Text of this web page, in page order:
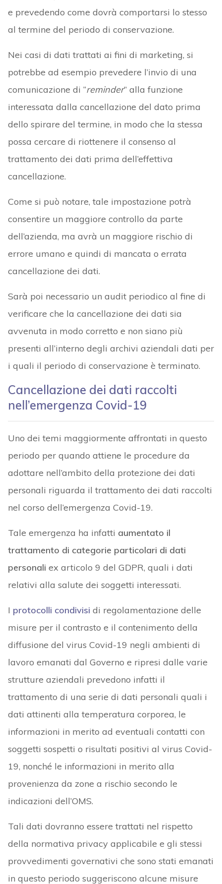
e prevedendo come dovrà comportarsi lo stesso
al termine del periodo di conservazione.
Nei casi di dati trattati ai fini di marketing, si
potrebbe ad esempio prevedere l’invio di una
comunicazione di “reminder” alla funzione
interessata dalla cancellazione del dato prima
dello spirare del termine, in modo che la stessa
possa cercare di riottenere il consenso al
trattamento dei dati prima dell’effettiva
cancellazione.
Come si può notare, tale impostazione potrà
consentire un maggiore controllo da parte
dell’azienda, ma avrà un maggiore rischio di
errore umano e quindi di mancata o errata
cancellazione dei dati.
Sarà poi necessario un audit periodico al fine di
verificare che la cancellazione dei dati sia
avvenuta in modo corretto e non siano più
presenti all’interno degli archivi aziendali dati per
i quali il periodo di conservazione è terminato.
Cancellazione dei dati raccolti
nell’emergenza Covid-19
Uno dei temi maggiormente affrontati in questo
periodo per quando attiene le procedure da
adottare nell’ambito della protezione dei dati
personali riguarda il trattamento dei dati raccolti
nel corso dell’emergenza Covid-19.
Tale emergenza ha infatti aumentato il
trattamento di categorie particolari di dati
personali ex articolo 9 del GDPR, quali i dati
relativi alla salute dei soggetti interessati.
I protocolli condivisi di regolamentazione delle
misure per il contrasto e il contenimento della
diffusione del virus Covid-19 negli ambienti di
lavoro emanati dal Governo e ripresi dalle varie
strutture aziendali prevedono infatti il
trattamento di una serie di dati personali quali i
dati attinenti alla temperatura corporea, le
informazioni in merito ad eventuali contatti con
soggetti sospetti o risultati positivi al virus Covid-
19, nonché le informazioni in merito alla
provenienza da zone a rischio secondo le
indicazioni dell’OMS.
Tali dati dovranno essere trattati nel rispetto
della normativa privacy applicabile e gli stessi
provvedimenti governativi che sono stati emanati
in questo periodo suggeriscono alcune misure